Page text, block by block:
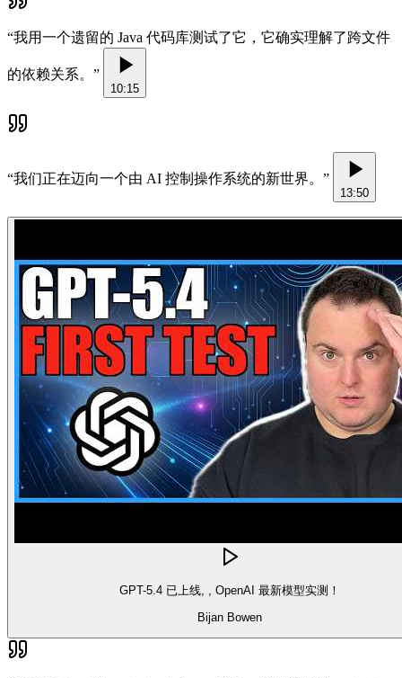
“我用一个遗留的 Java 代码库测试了它，它确实理解了跨文件
的依赖关系。 ”
10:15
“我们正在迈向一个由 AI 控制操作系统的新世界。 ”
13:50
GPT-5.4 已上线, , OpenAI 最新模型实测！
Bijan Bowen